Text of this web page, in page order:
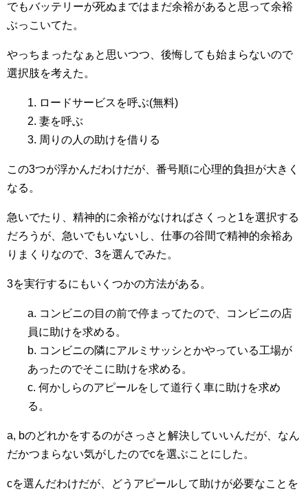
でもバッテリーが死ぬまではまだ余裕があると思って余裕
ぶっこいてた。
やっちまったなぁと思いつつ、後悔しても始まらないので
選択肢を考えた。
1. ロードサービスを呼ぶ(無料)
2. 妻を呼ぶ
3. 周りの人の助けを借りる
この3つが浮かんだわけだが、番号順に心理的負担が大きく
なる。
急いでたり、精神的に余裕がなければさくっと1を選択する
だろうが、急いでもいないし、仕事の谷間で精神的余裕あ
りまくりなので、3を選んでみた。
3を実行するにもいくつかの方法がある。
a. コンビニの目の前で停まってたので、コンビニの店
員に助けを求める。
b. コンビニの隣にアルミサッシとかやっている工場が
あったのでそこに助けを求める。
c. 何かしらのアピールをして道行く車に助けを求め
る。
a, bのどれかをするのがさっさと解決していいんだが、なん
だかつまらない気がしたのでcを選ぶことにした。
cを選んだわけだが、どうアピールして助けが必要なことを